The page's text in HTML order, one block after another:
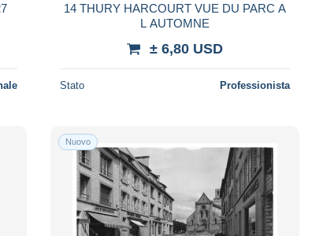
14 THURY HARCOURT VUE DU PARC A
L AUTOMNE
± 6,80 USD
Stato Professionista
Nuovo